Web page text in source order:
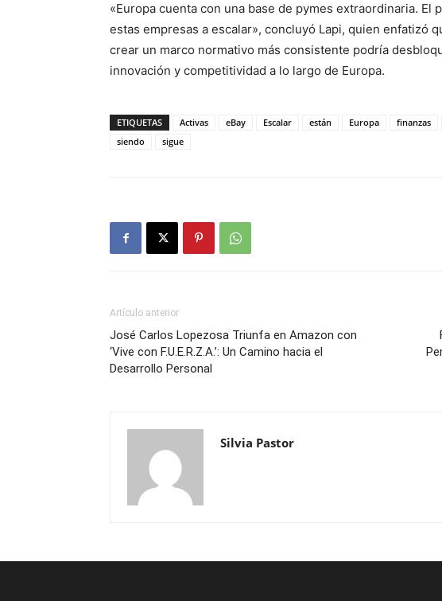
«Europa cuenta con una base de pymes extraordinaria. El
estas empresas a escalar», concluyó Lapi, quien enfatizó
crear un marco normativo más consistente podría
innovación y competitividad a lo largo de Europa.
ETIQUETAS Activas eBay Escalar están Europa finanzas
siendo
sigue
Artículo anterior
José Carlos Lopezosa Triunfa en Amazon con
‘Vive con F.U.E.R.Z.A.’: Un Camino hacia el
Desarrollo Personal
Silvia Pastor